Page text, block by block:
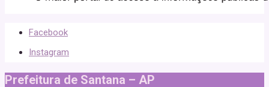
Facebook
Instagram
Prefeitura de Santana – AP